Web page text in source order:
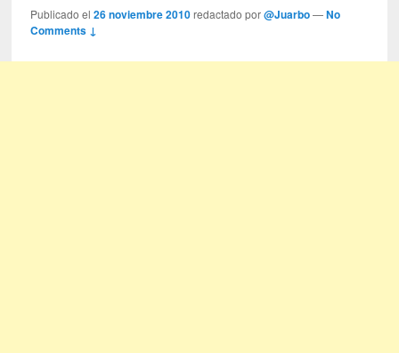
Publicado el26 noviembre 2010 redactado por@Juarbo —No
Comments ↓